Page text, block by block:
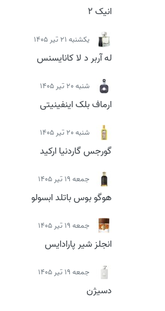
انیک 2
يكشنبه 21 تیر 1405
له آربر د لا کانایسنس
شنبه 20 تیر 1405
ارماف بلک اینفینیتی
شنبه 20 تیر 1405
گورجس گاردنیا ارکید
جمعه 19 تیر 1405
هوگو بوس باتلد ابسولو
جمعه 19 تیر 1405
انجلز شیر پارادایس
جمعه 19 تیر 1405
دسیژن